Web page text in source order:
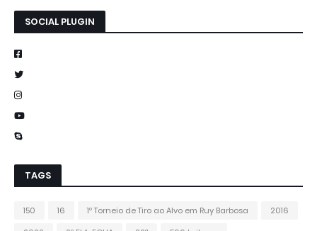
SOCIAL PLUGIN
TAGS
150 16 1º Torneio de Tiro ao Alvo em Ruy Barbosa
2016